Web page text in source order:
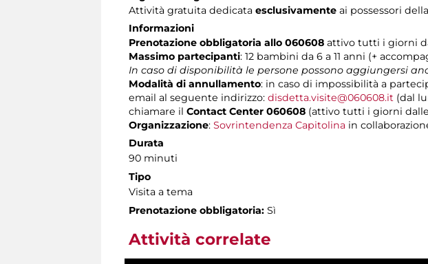
Attività gratuita dedicata esclusivamente ai possessori della
Informazioni
Prenotazione obbligatoria allo 060608 attivo tutti i giorni
Massimo partecipanti: 12 bambini da 6 a 11 anni (+
In caso di disponibilità le persone possono aggiungersi
Modalità di annullamento: in caso di impossibilità a
email al seguente indirizzo: disdetta.visite@060608.it (dal
chiamare il Contact Center 060608 (attivo tutti i giorni dalle
Organizzazione: Sovrintendenza Capitolina in
Durata
90 minuti
Tipo
Visita a tema
Prenotazione obbligatoria: Sì
Attività correlate